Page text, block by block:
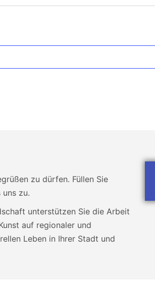
zu dürfen. Füllen Sie
zu.
unterstützen Sie die Arbeit
auf regionaler und
Leben in Ihrer Stadt und